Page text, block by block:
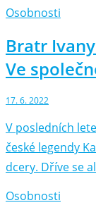
Osobnosti
Bratr
Ve
17. 6. 2022
V posledních
české legendy
dcery. Dříve se
Osobnosti